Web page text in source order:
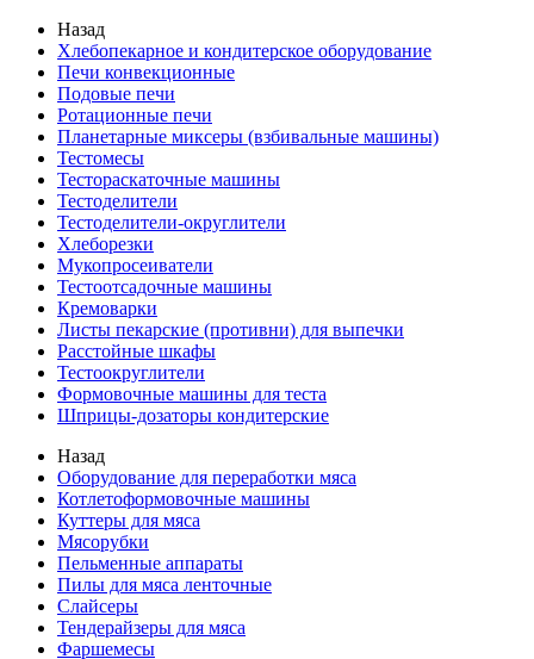
Назад
Хлебопекарное и кондитерское оборудование
Печи конвекционные
Подовые печи
Ротационные печи
Планетарные миксеры (взбивальные машины)
Тестомесы
Тестораскаточные машины
Тестоделители
Тестоделители-округлители
Хлеборезки
Мукопросеиватели
Тестоотсадочные машины
Кремоварки
Листы пекарские (противни) для выпечки
Расстойные шкафы
Тестоокруглители
Формовочные машины для теста
Шприцы-дозаторы кондитерские
Назад
Оборудование для переработки мяса
Котлетоформовочные машины
Куттеры для мяса
Мясорубки
Пельменные аппараты
Пилы для мяса ленточные
Слайсеры
Тендерайзеры для мяса
Фаршемесы